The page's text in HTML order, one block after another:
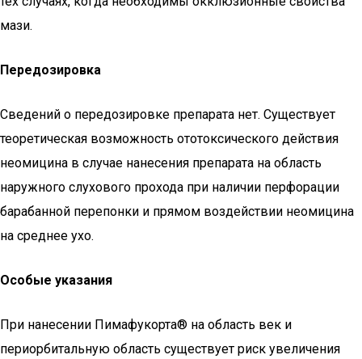
мази.
Передозировка
Сведений о передозировке препарата нет. Существует
теоретическая возможность ототоксического действия
неомицина в случае нанесения препарата на область
наружного слухового прохода при наличии перфорации
барабанной перепонки и прямом воздействии неомицина
на среднее ухо.
Особые указания
При нанесении Пимафукорта® на область век и
периорбитальную область существует риск увеличения